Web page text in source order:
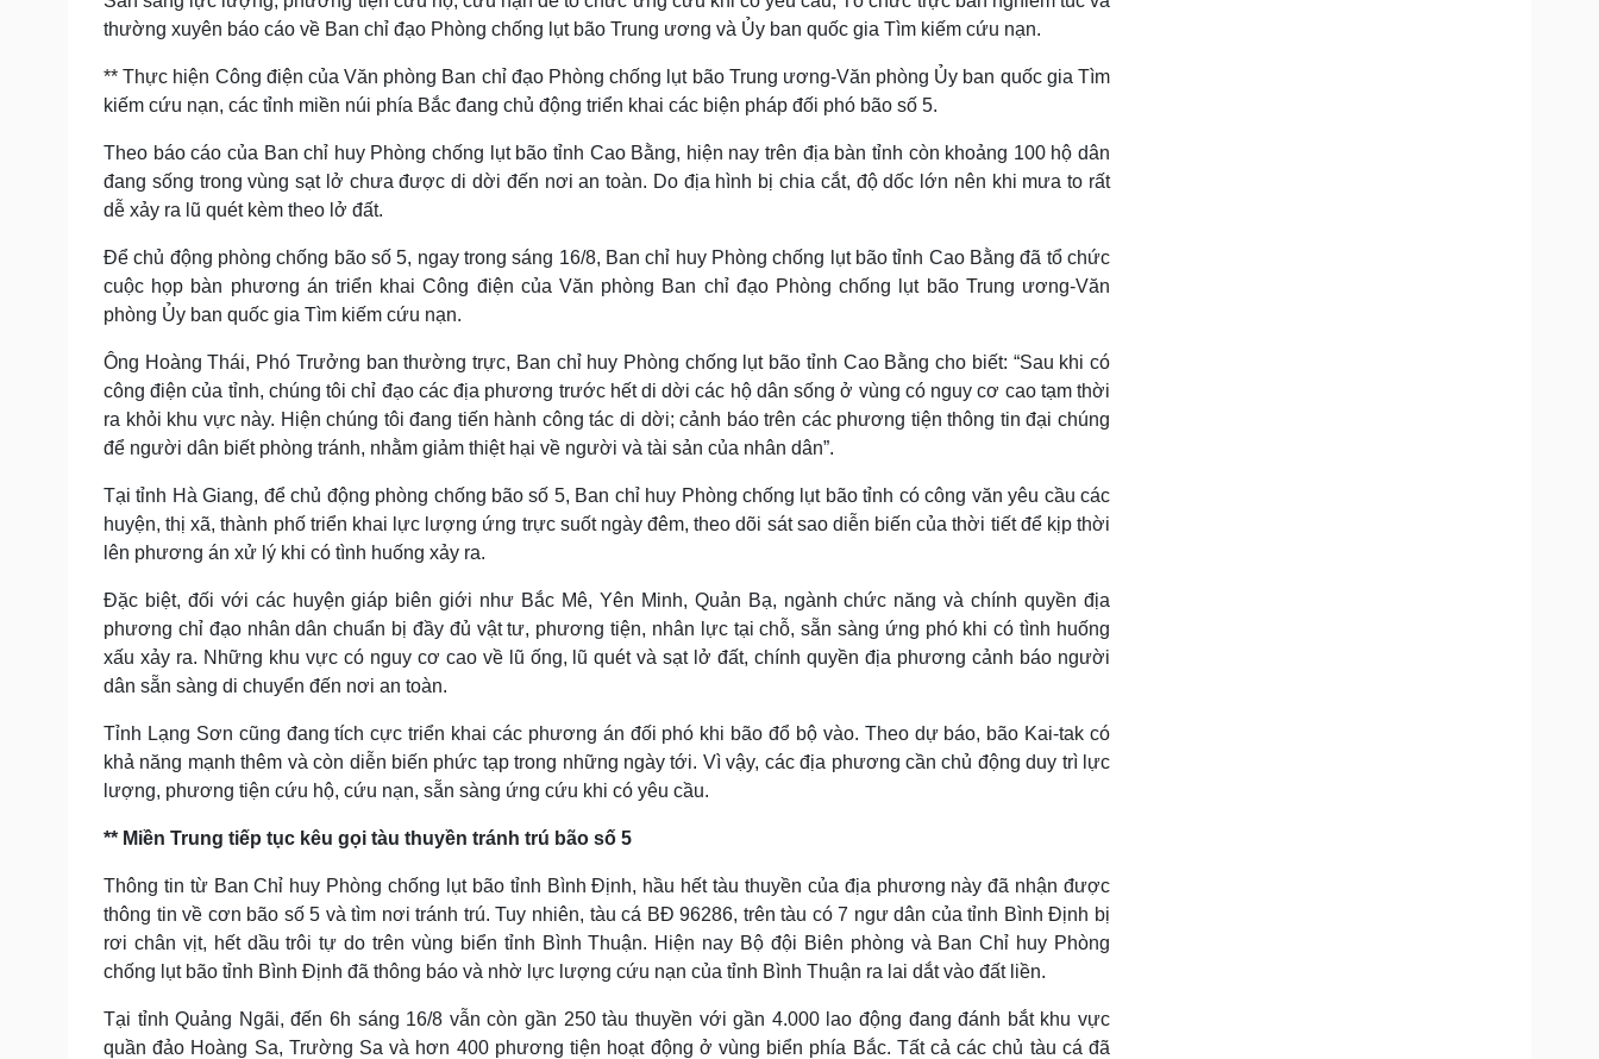
thường xuyên báo cáo về Ban chỉ đạo Phòng chống lụt bão Trung ương và Ủy ban quốc gia Tìm kiếm cứu nạn.
** Thực hiện Công điện của Văn phòng Ban chỉ đạo Phòng chống lụt bão Trung ương-Văn phòng Ủy ban quốc gia Tìm
kiếm cứu nạn, các tỉnh miền núi phía Bắc đang chủ động triển khai các biện pháp đối phó bão số 5.
Theo báo cáo của Ban chỉ huy Phòng chống lụt bão tỉnh Cao Bằng, hiện nay trên địa bàn tỉnh còn khoảng 100 hộ dân
đang sống trong vùng sạt lở chưa được di dời đến nơi an toàn. Do địa hình bị chia cắt, độ dốc lớn nên khi mưa to rất
dễ xảy ra lũ quét kèm theo lở đất.
Để chủ động phòng chống bão số 5, ngay trong sáng 16/8, Ban chỉ huy Phòng chống lụt bão tỉnh Cao Bằng đã tổ chức
cuộc họp bàn phương án triển khai Công điện của Văn phòng Ban chỉ đạo Phòng chống lụt bão Trung ương-Văn
phòng Ủy ban quốc gia Tìm kiếm cứu nạn.
Ông Hoàng Thái, Phó Trưởng ban thường trực, Ban chỉ huy Phòng chống lụt bão tỉnh Cao Bằng cho biết: “Sau khi có
công điện của tỉnh, chúng tôi chỉ đạo các địa phương trước hết di dời các hộ dân sống ở vùng có nguy cơ cao tạm thời
ra khỏi khu vực này. Hiện chúng tôi đang tiến hành công tác di dời; cảnh báo trên các phương tiện thông tin đại chúng
để người dân biết phòng tránh, nhằm giảm thiệt hại về người và tài sản của nhân dân”.
Tại tỉnh Hà Giang, để chủ động phòng chống bão số 5, Ban chỉ huy Phòng chống lụt bão tỉnh có công văn yêu cầu các
huyện, thị xã, thành phố triển khai lực lượng ứng trực suốt ngày đêm, theo dõi sát sao diễn biến của thời tiết để kịp thời
lên phương án xử lý khi có tình huống xảy ra.
Đặc biệt, đối với các huyện giáp biên giới như Bắc Mê, Yên Minh, Quản Bạ, ngành chức năng và chính quyền địa
phương chỉ đạo nhân dân chuẩn bị đầy đủ vật tư, phương tiện, nhân lực tại chỗ, sẵn sàng ứng phó khi có tình huống
xấu xảy ra. Những khu vực có nguy cơ cao về lũ ống, lũ quét và sạt lở đất, chính quyền địa phương cảnh báo người
dân sẵn sàng di chuyển đến nơi an toàn.
Tỉnh Lạng Sơn cũng đang tích cực triển khai các phương án đối phó khi bão đổ bộ vào. Theo dự báo, bão Kai-tak có
khả năng mạnh thêm và còn diễn biến phức tạp trong những ngày tới. Vì vậy, các địa phương cần chủ động duy trì lực
lượng, phương tiện cứu hộ, cứu nạn, sẵn sàng ứng cứu khi có yêu cầu.
** Miền Trung tiếp tục kêu gọi tàu thuyền tránh trú bão số 5
Thông tin từ Ban Chỉ huy Phòng chống lụt bão tỉnh Bình Định, hầu hết tàu thuyền của địa phương này đã nhận được
thông tin về cơn bão số 5 và tìm nơi tránh trú. Tuy nhiên, tàu cá BĐ 96286, trên tàu có 7 ngư dân của tỉnh Bình Định bị
rơi chân vịt, hết dầu trôi tự do trên vùng biển tỉnh Bình Thuận. Hiện nay Bộ đội Biên phòng và Ban Chỉ huy Phòng
chống lụt bão tỉnh Bình Định đã thông báo và nhờ lực lượng cứu nạn của tỉnh Bình Thuận ra lai dắt vào đất liền.
Tại tỉnh Quảng Ngãi, đến 6h sáng 16/8 vẫn còn gần 250 tàu thuyền với gần 4.000 lao động đang đánh bắt khu vực
quần đảo Hoàng Sa, Trường Sa và hơn 400 phương tiện hoạt động ở vùng biển phía Bắc. Tất cả các chủ tàu cá đã